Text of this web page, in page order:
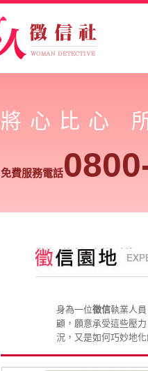
將心比心
免費服務電話
徵信園地-婚姻危機- 婆媳問
身為一位徵信執業人
顧，願意承受這些壓
況，又是如何巧妙地